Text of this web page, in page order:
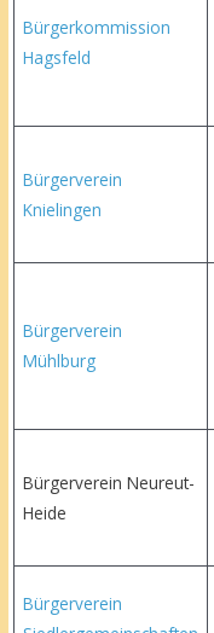
Bürgerkommission
Hagsfeld
Bürgerverein
Knielingen
Bürgerverein
Mühlburg
Bürgerverein Neureut-
Heide
Bürgerverein